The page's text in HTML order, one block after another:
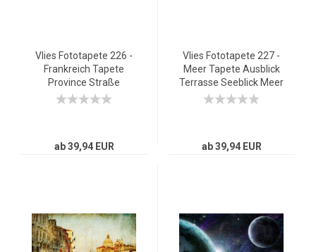
Vlies Fototapete 226 -
Frankreich Tapete
Province Straße
Romantisch bunt
ab 39,94 EUR
Vlies Fototapete 227 -
Meer Tapete Ausblick
Terrasse Seeblick Meer
Sonne rot
ab 39,94 EUR